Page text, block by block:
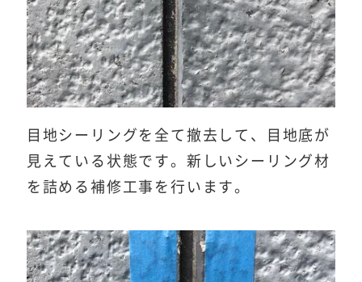
目地シーリングを全て撤去して、目地底が
見えている状態です。新しいシーリング材
を詰める補修工事を行います。